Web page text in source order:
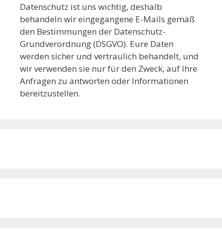
Datenschutz ist uns wichtig, deshalb
behandeln wir eingegangene E-Mails gemäß
den Bestimmungen der Datenschutz-
Grundverordnung (DSGVO). Eure Daten
werden sicher und vertraulich behandelt, und
wir verwenden sie nur für den Zweck, auf Ihre
Anfragen zu antworten oder Informationen
bereitzustellen.